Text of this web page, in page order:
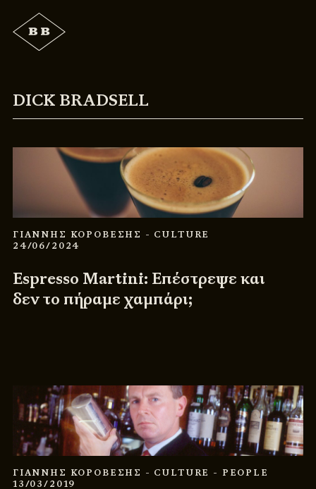
DICK BRADSELL
ΓΙΑΝΝΗΣ ΚΟΡΟΒΕΣΗΣ - CULTURE
24/06/2024
Espresso Martini: Επέστρεψε και
δεν το πήραμε χαμπάρι;
ΓΙΑΝΝΗΣ ΚΟΡΟΒΕΣΗΣ - CULTURE - PEOPLE
13/03/2019